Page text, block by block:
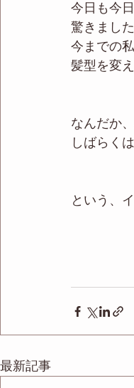
今日も今
驚きました
今までの
髪型を変
なんだか
しばらく
という、
最新記事